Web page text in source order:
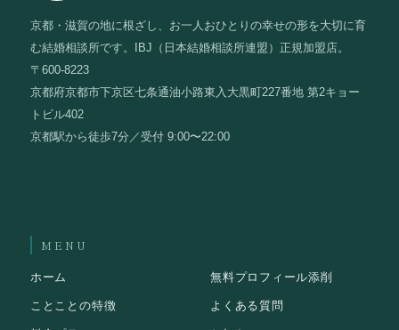
京都・滋賀の地に根ざし、お一人おひとりの幸せの形を大切に育
む結婚相談所です。IBJ（日本結婚相談所連盟）正規加盟店。
〒600-8223
京都府京都市下京区七条通油小路東入大黒町227番地 第2キョー
トビル402
京都駅から徒歩7分／受付 9:00〜22:00
MENU
ホーム
ことことの特徴
無料プロフィール添削
よくある質問